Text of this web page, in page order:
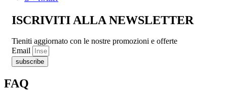
ISCRIVITI ALLA NEWSLETTER
Tieniti aggiornato con le nostre promozioni e offerte
Email
subscribe
FAQ